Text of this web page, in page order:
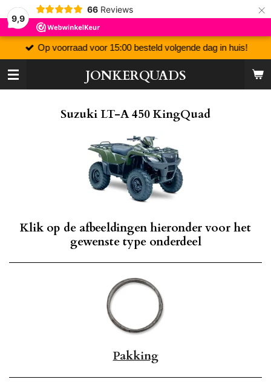
9,9
66 Reviews ×
JONKERQUADS
Op voorraad voor 15:00 besteld volgende dag in huis!
Suzuki LT-A 450 KingQuad
Klik op de afbeeldingen hieronder voor het
gewenste type onderdeel
Pakking